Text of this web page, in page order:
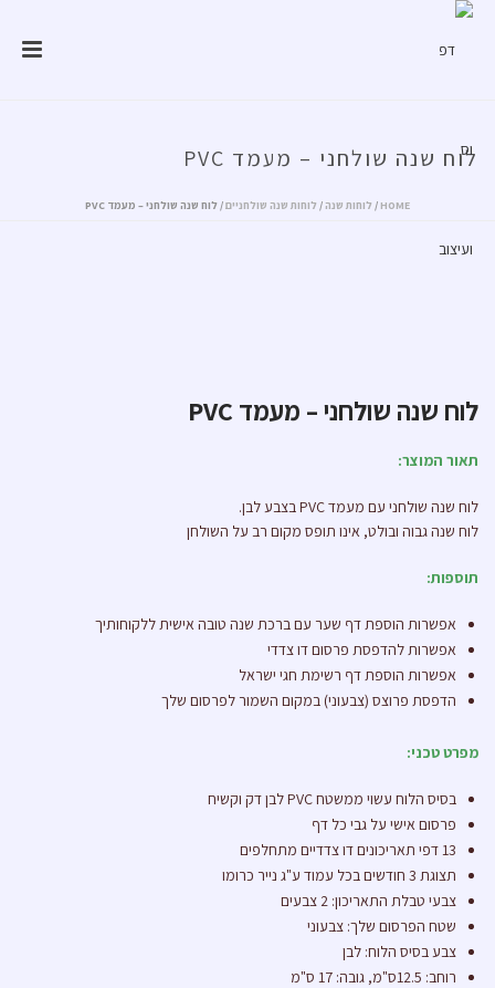
לוח שנה שולחני – מעמד PVC
HOME
/ לוחות שנה / לוחות שנה שולחניים/ לוח שנה שולחני – מעמד PVC
לוח שנה שולחני – מעמד PVC
תאור המוצר:
לוח שנה שולחני עם מעמד PVC בצבע לבן.
לוח שנה גבוה ובולט, אינו תופס מקום רב על השולחן
תוספות:
אפשרות הוספת דף שער עם ברכת שנה טובה אישית ללקוחותיך
אפשרות להדפסת פרסום דו צדדי
אפשרות הוספת דף רשימת חגי ישראל
הדפסת פרוצס (צבעוני) במקום השמור לפרסום שלך
מפרט טכני:
בסיס הלוח עשוי ממשטח PVC לבן דק וקשיח
פרסום אישי על גבי כל דף
13 דפי תאריכונים דו צדדיים מתחלפים
תצוגת 3 חודשים בכל עמוד ע"ג נייר כרומו
צבעי טבלת התאריכון: 2 צבעים
שטח הפרסום שלך: צבעוני
צבע בסיס הלוח: לבן
רוחב: 12.5ס"מ, גובה: 17 ס"מ